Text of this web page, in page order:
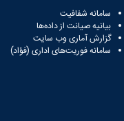
سامانه شفافیت
بیانیه صیانت از داده‌ها
گزارش آماری وب‌ سایت
سامانه فوریت‌های اداری (فؤاد)